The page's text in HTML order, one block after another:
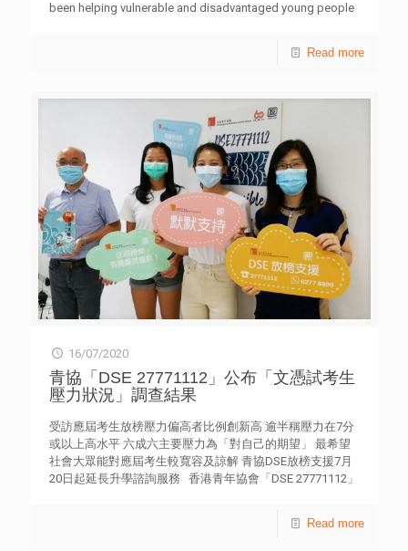
been helping vulnerable and disadvantaged young people
programme encourages young people to save and then
to use the money for their own personal development. This
year, with Hong Kong facing so many unprecedented
challenges, we will be encouraging[…]
Read more
16/07/2020
青協「DSE 27771112」公布「文憑試考生
壓力狀況」調查結果
受訪應屆考生放榜壓力偏高者比例創新高 逾半稱壓力在7分
或以上高水平 六成六主要壓力為「對自己的期望」 最希望
社會大眾能對應屆考生較寬容及諒解 青協DSE放榜支援7月
20日起延長升學諮詢服務 香港青年協會「DSE 27771112」
達7至10分的最高水平（1分為壓力最低，10分最高）[表
Read more